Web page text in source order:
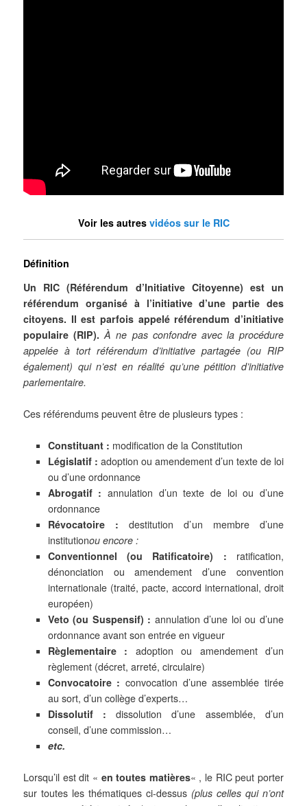
Voir les autres vidéos sur le RIC
Définition
Un RIC (Référendum d’Initiative Citoyenne) est un
référendum organisé à l’initiative d’une partie des
citoyens. Il est parfois appelé référendum d’initiative
populaire (RIP). À ne pas confondre avec la procédure
appelée à tort référendum d’initiative partagée (ou RIP
également) qui n’est en réalité qu’une pétition d’initiative
parlementaire.
Ces référendums peuvent être de plusieurs types :
Constituant : modification de la Constitution
Législatif : adoption ou amendement d’un texte de loi
ou d’une ordonnance
Abrogatif : annulation d’un texte de loi ou d’une
ordonnance
Révocatoire : destitution d’un membre d’une
institutionou encore :
Conventionnel (ou Ratificatoire) : ratification,
dénonciation ou amendement d’une convention
internationale (traité, pacte, accord international, droit
européen)
Veto (ou Suspensif) : annulation d’une loi ou d’une
ordonnance avant son entrée en vigueur
Règlementaire : adoption ou amendement d’un
règlement (décret, arreté, circulaire)
Convocatoire : convocation d’une assemblée tirée
au sort, d’un collège d’experts…
Dissolutif : dissolution d’une assemblée, d’un
conseil, d’une commission…
etc.
Lorsqu’il est dit « en toutes matières« , le RIC peut porter
sur toutes les thématiques ci-dessus (plus celles qui n’ont